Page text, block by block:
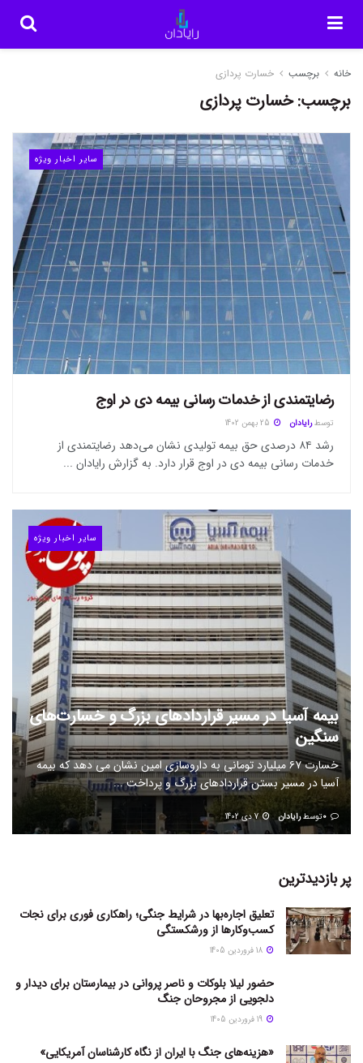
خانه برچسب خسارت پردازی
برچسب:خسارت پردازی
سایر اخبار ویژه
رضایتمندی از خدمات رسانی بیمه دی در اوج
توسط رایادان
رشد ۸۴ درصدی حق بیمه تولیدی نشان می‌دهد رضایتمندی از
خدمات رسانی بیمه دی در اوج قرار دارد. به گزارش رایادان ...
سایر اخبار ویژه
بیمه آسیا در مسیر قرارداد‌های بزرگ و خسارت‌های
سنگین
خسارت ۶۷ میلیارد تومانی به داروسازی امین نشان می دهد که بیمه
آسیا در مسیر بستن قرارداد‌های بزرگ و پرداخت ...
توسط رایادان 7 دی 1402
پر بازدیدترین
تعلیق اجاره‌بها در شرایط جنگی؛ راهکاری فوری برای نجات
کسب‌وکارها از ورشکستگی
حضور لیلا بلوکات و ناصر پروانی در بیمارستان برای دیدار و
دلجویی از مجروحان جنگ
«هزینه‌های جنگ با ایران از نگاه کارشناسان آمریکایی»